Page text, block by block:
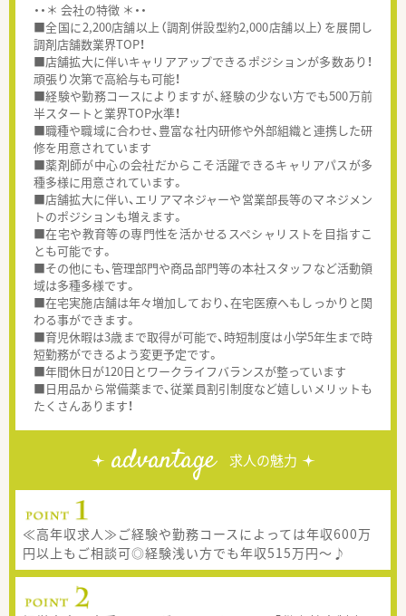
・・＊ 会社の特徴 ＊・・
■全国に2,200店舗以上（調剤併設型約2,000店舗以上）を展開し
調剤店舗数業界TOP！
■店舗拡大に伴いキャリアアップできるポジションが多数あり！
頑張り次第で高給与も可能！
■経験や勤務コースによりますが、経験の少ない方でも500万前
半スタートと業界TOP水準！
■職種や職域に合わせ、豊富な社内研修や外部組織と連携した研
修を用意されています
■薬剤師が中心の会社だからこそ活躍できるキャリアパスが多
種多様に用意されています。
■店舗拡大に伴い、エリアマネジャーや営業部長等のマネジメン
トのポジションも増えます。
■在宅や教育等の専門性を活かせるスペシャリストを目指すこ
とも可能です。
■その他にも、管理部門や商品部門等の本社スタッフなど活動領
域は多種多様です。
■在宅実施店舗は年々増加しており、在宅医療へもしっかりと関
わる事ができます。
■育児休暇は3歳まで取得が可能で、時短制度は小学5年生まで時
短勤務ができるよう変更予定です。
■年間休日が120日とワークライフバランスが整っています
■日用品から常備薬まで、従業員割引制度など嬉しいメリットも
たくさんあります！
advantage 求人の魅力
≪高年収求人≫ご経験や勤務コースによっては年収600万
円以上もご相談可◎経験浅い方でも年収515万円～♪